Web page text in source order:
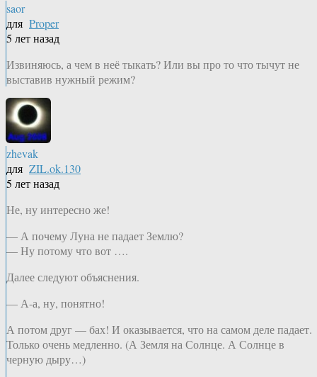
saor
для Proper
5 лет назад
Извиняюсь, а чем в неё тыкать? Или вы про то что тычут не
выставив нужный режим?
zhevak
для ZIL.ok.130
5 лет назад
Не, ну интересно же!
— А почему Луна не падает Землю?
— Ну потому что вот ….
Далее следуют объяснения.
— А-а, ну, понятно!
А потом друг — бах! И оказывается, что на самом деле падает.
Только очень медленно. (А Земля на Солнце. А Солнце в
черную дыру…)